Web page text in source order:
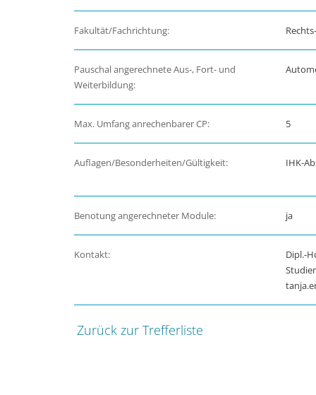
Fakultät/Fachrichtung:
Pauschal angerechnete Aus-, Fort- und
Weiterbildung:
Max. Umfang anrechenbarer CP: 5
Auflagen/Besonderheiten/Gültigkeit: IHK-
Benotung angerechneter Module: ja
Kontakt:
Dipl.-
Zurück zur Trefferliste